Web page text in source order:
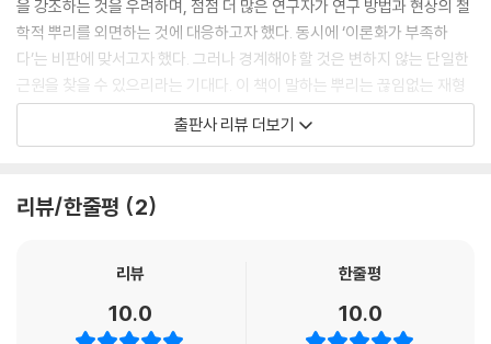
‘사이’ 공간은 … 사랑의 인식(loving perception)의 장소이며(Lugone
s, 1987), 우리는 “우리 관계에 생명을 불어넣어 우리가 바람을 느끼고,
그 위에서 서로의 세계를 사랑스럽고 유쾌하게 여행하며, 믿고 상상할 수
있도록 하는 것이 바로 사랑의 인식이 아닐까”(Caine & Steeves, 200
9:8) 생각한다. 이러한 사이 공간은 관계를, 관계에 대해 말하지만 동시에
우리 삶을 형성한 더 큰 공동체 안에 우리가 어떻게 포함되어 있는지를, 그
볼 가능성을 가시화해 준다.
듀이가 주장했듯 배움은 확실성이 끝날 때 시작된다. 배움은 “의심, 망설
임, 당혹감, 사고의 기원이 되는 정신적 어려움의 상태를 포함하며, 의심을
해결하고 당혹감을 해소하고 처리할 자료를 찾기 위해 탐색(searching),
을 강조하는 것을 우려하며, 점점 더 많은 연구자가 연구 방법과 현상의 철
학적 뿌리를 외면하는 것에 대응하고자 했다. 동시에 ‘이론화가 부족하
다’는 비판에 맞서고자 했다. 그러나 경계해야 할 것은 변하지 않는 단일한
근원을 찾을 수 있으리라는 기대다. 이 책이 말하는 뿌리는 끊임없는 재형
성 속에서 연결되고 생성되는 것들이다. 내러티브적으로 사고하고, 연구하
고, 살아가는 데 필요한 핵심 아이디어와 그 근거를 찾되 다시 경험과 삶으
것은 이를 ‘어떻게’ 다루는가다. 클랜디닌과 제자들은 자기 경험을 앎과 연
출판사 리뷰 더보기
리뷰/한줄평 2
리뷰
10.0
한줄평
10.0